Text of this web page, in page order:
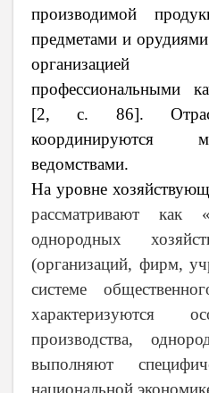
производимой
предметами и
организацией
профессиональными
[2, с. 86].
координируются
ведомствами.
На уровне
рассматривают как
однородных
(организаций, фирм,
системе
характеризуются
производства,
выполняют